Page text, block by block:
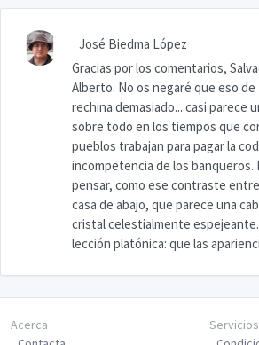
José Biedma López
Gracias por los comentarios,
Alberto. No os negaré que eso
rechina demasiado... casi parece
sobre todo en los tiempos que
pueblos trabajan para pagar la
incompetencia de los banqueros.
pensar, como ese contraste
casa de abajo, que parece una
cristal celestialmente
lección platónica: que las
Acerca
Servicios